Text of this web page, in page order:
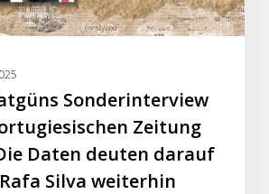
Sonderinterview
Zeitung
Daten deuten darauf
Silva weiterhin